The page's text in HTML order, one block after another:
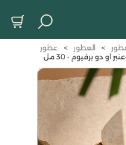
> العطور >
عطور
او دو برفيوم - 30 مل